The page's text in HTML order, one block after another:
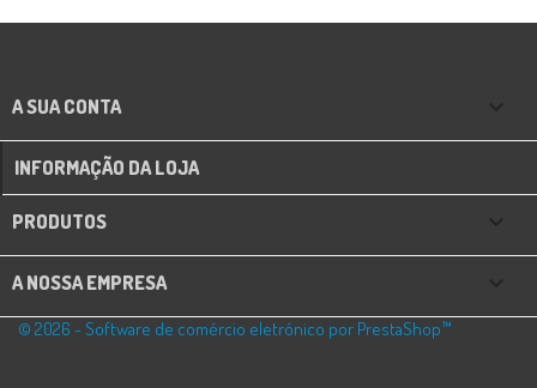
A SUA CONTA
INFORMAÇÃO DA LOJA
PRODUTOS
A NOSSA EMPRESA
© 2026 - Software de comércio eletrónico por PrestaShop™